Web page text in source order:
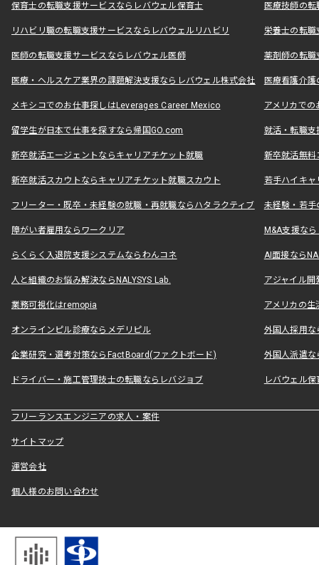
保育士の転職支援サービスならレバウェル保育士 医療技師の
リハビリ職の転職支援サービスならレバウェルリハビリ 栄養士の転
医師の転職支援サービスならレバウェル医師 薬剤師の転
医療・ヘルスケア業界の課題解決支援ならレバウェル株式会社 医療看護介
メキシコでのお仕事探しはLeverages Career Mexico アメリカで
留学生が日本で仕事を探すなら帰国GO.com 就活・転職
新卒就活エージェントならキャリアチケット就職 新卒就活無料
新卒就活スカウトならキャリアチケット就職スカウト 若手ハイキ
フリーター・既卒・未経験の就職・再就職ならハタラクティブ 未経験・若手
障がい者雇用ならワークリア M&A支援な
らくらく入退院支援システムならわんコネ AI面接なら
人と組織のお悩み解決ならNALYSYS Lab. アジャイル
業務可視化はremopia アメリカの
オンラインピル診療ならメデリピル 外国人採用
企業研究・選考対策ならFactBoard(ファクトボード) 外国人派遣な
ドライバー・施工管理技士の転職ならレバジョブ レバウェル
フリーランスエンジニアの求人・案件
サイトマップ
運営会社
個人様のお問い合わせ